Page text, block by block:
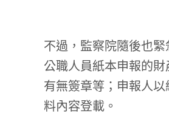
不過，監察院隨後也
公職人員紙本申報的
有無簽章等；申報人
料內容登載。